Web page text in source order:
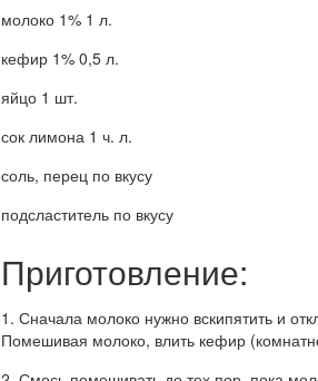
молоко 1% 1 л.
кефир 1% 0,5 л.
яйцо 1 шт.
сок лимона 1 ч. л.
соль, перец по вкусу
подсластитель по вкусу
Приготовление:
1. Сначала молоко нужно вскипятить и
Помешивая молоко, влить кефир